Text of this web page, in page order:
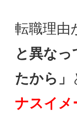
転職理由
と異な
たから」
ナスイメ